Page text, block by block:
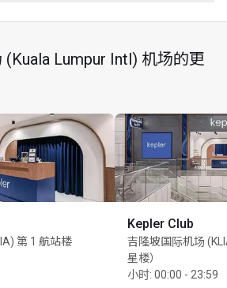
时
同 4 位同行宾客
Lumpur Intl) 机场的更
第 1 航站楼
Kepler Club
吉隆坡国际机场
星楼）
小时: 00:00 - 23:59